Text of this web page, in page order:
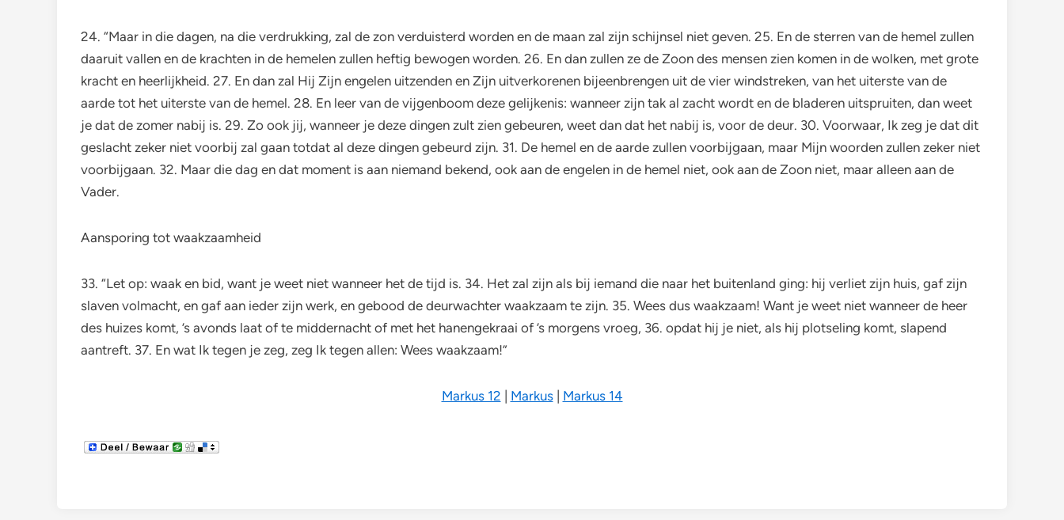
24. “Maar in die dagen, na die verdrukking, zal de zon verduisterd worden en de maan zal zijn schijnsel niet geven. 25. En de sterren van de hemel zullen
daaruit vallen en de krachten in de hemelen zullen heftig bewogen worden. 26. En dan zullen ze de Zoon des mensen zien komen in de wolken, met grote
kracht en heerlijkheid. 27. En dan zal Hij Zijn engelen uitzenden en Zijn uitverkorenen bijeenbrengen uit de vier windstreken, van het uiterste van de
aarde tot het uiterste van de hemel. 28. En leer van de vijgenboom deze gelijkenis: wanneer zijn tak al zacht wordt en de bladeren uitspruiten, dan weet
je dat de zomer nabij is. 29. Zo ook jij, wanneer je deze dingen zult zien gebeuren, weet dan dat het nabij is, voor de deur. 30. Voorwaar, Ik zeg je dat dit
geslacht zeker niet voorbij zal gaan totdat al deze dingen gebeurd zijn. 31. De hemel en de aarde zullen voorbijgaan, maar Mijn woorden zullen zeker niet
voorbijgaan. 32. Maar die dag en dat moment is aan niemand bekend, ook aan de engelen in de hemel niet, ook aan de Zoon niet, maar alleen aan de
Vader.
Aansporing tot waakzaamheid
33. “Let op: waak en bid, want je weet niet wanneer het de tijd is. 34. Het zal zijn als bij iemand die naar het buitenland ging: hij verliet zijn huis, gaf zijn
slaven volmacht, en gaf aan ieder zijn werk, en gebood de deurwachter waakzaam te zijn. 35. Wees dus waakzaam! Want je weet niet wanneer de heer
des huizes komt, ’s avonds laat of te middernacht of met het hanengekraai of ’s morgens vroeg, 36. opdat hij je niet, als hij plotseling komt, slapend
aantreft. 37. En wat Ik tegen je zeg, zeg Ik tegen allen: Wees waakzaam!”
Markus 12 Markus| Markus 14